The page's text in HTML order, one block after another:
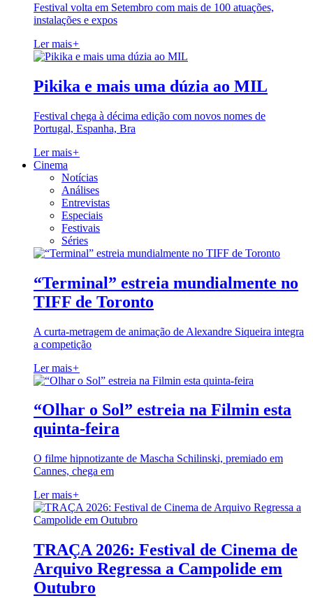
Festival volta em Setembro com mais de 100 atuações,
instalações e expos
Ler mais+
Pikika e mais uma dúzia ao MIL
Festival chega à décima edição com novos nomes de
Portugal, Espanha, Bra
Ler mais+
Cinema
Notícias
Análises
Entrevistas
Especiais
Festivais
Séries
“Terminal” estreia mundialmente no
TIFF de Toronto
A curta-metragem de animação de Alexandre Siqueira integra
a competição
Ler mais+
“Olhar o Sol” estreia na Filmin esta
quinta-feira
O filme hipnotizante de Mascha Schilinski, premiado em
Cannes, chega em
Ler mais+
TRAÇA 2026: Festival de Cinema de
Arquivo Regressa a Campolide em
Outubro